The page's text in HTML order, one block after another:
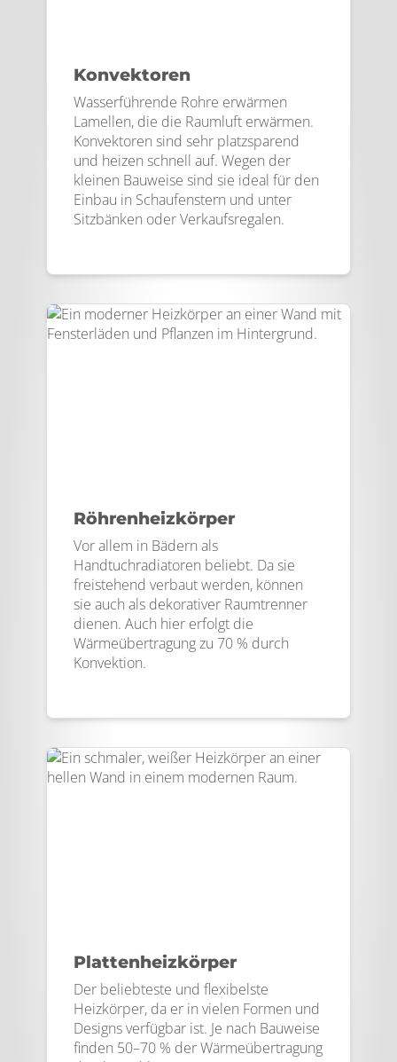
Konvektoren
Wasserführende Rohre erwärmen
Lamellen, die die Raumluft erwärmen.
Konvektoren sind sehr platzsparend
und heizen schnell auf. Wegen der
kleinen Bauweise sind sie ideal für den
Einbau in Schaufenstern und unter
Sitzbänken oder Verkaufsregalen.
Röhrenheizkörper
Vor allem in Bädern als
Handtuchradiatoren beliebt. Da sie
freistehend verbaut werden, können
sie auch als dekorativer Raumtrenner
dienen. Auch hier erfolgt die
Wärmeübertragung zu 70 % durch
Konvektion.
Plattenheizkörper
Der beliebteste und flexibelste
Heizkörper, da er in vielen Formen und
Designs verfügbar ist. Je nach Bauweise
finden 50–70 % der Wärmeübertragung